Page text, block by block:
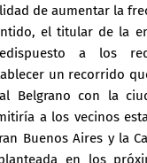
de aumentar la
el titular de la
a los
un recorrido
Belgrano con la
a los vecinos
Buenos Aires y la
en los